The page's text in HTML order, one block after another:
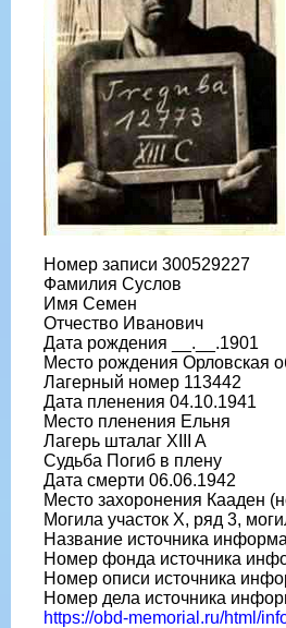
Номер записи 300529227
Фамилия Суслов
Имя Семен
Отчество Иванович
Дата рождения __.__.1901
Место рождения Орловская
Лагерный номер 113442
Дата пленения 04.10.1941
Место пленения Ельня
Лагерь шталаг XIII A
Судьба Погиб в плену
Дата смерти 06.06.1942
Место захоронения Кааден
Могила участок X, ряд 3,
Название источника
Номер фонда источника
Номер описи источника
Номер дела источника
https://obd-memorial.ru/html/